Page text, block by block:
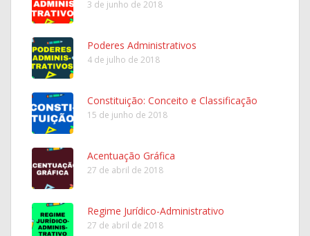
3 de junho de 2018
Poderes Administrativos
4 de julho de 2018
Constituição: Conceito e Classificação
15 de junho de 2018
Acentuação Gráfica
27 de abril de 2018
Regime Jurídico-Administrativo
27 de abril de 2018